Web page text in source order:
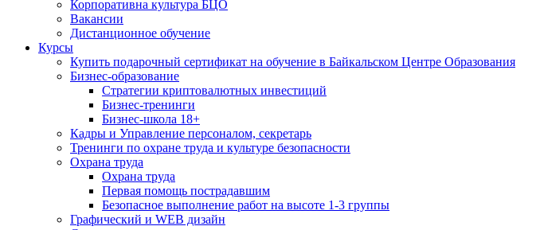
Корпоративна культура БЦО
Вакансии
Дистанционное обучение
Курсы
Купить подарочный сертификат на обучение в Байкальском Центре Образования
Бизнес-образование
Стратегии криптовалютных инвестиций
Бизнес-тренинги
Бизнес-школа 18+
Кадры и Управление персоналом, секретарь
Тренинги по охране труда и культуре безопасности
Охрана труда
Охрана труда
Первая помощь пострадавшим
Безопасное выполнение работ на высоте 1-3 группы
Графический и WEB дизайн